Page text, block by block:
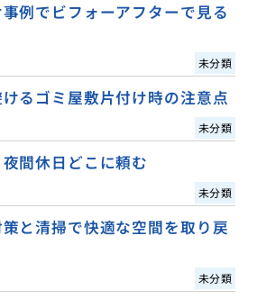
例でビフォーアフターで見る
未分類
るゴミ屋敷片付け時の注意点
未分類
間休日どこに頼む
未分類
と清掃で快適な空間を取り戻
未分類